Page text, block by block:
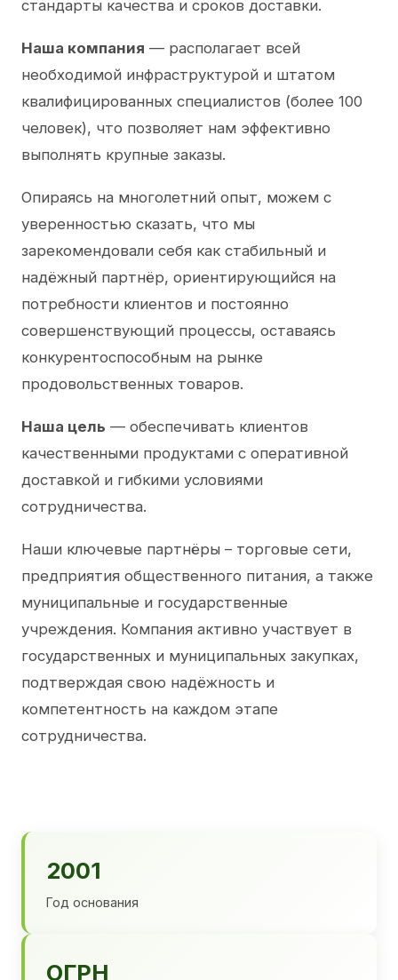
стандарты качества и сроков доставки.
Наша компания — располагает всей
необходимой инфраструктурой и штатом
квалифицированных специалистов (более 100
человек), что позволяет нам эффективно
выполнять крупные заказы.
Опираясь на многолетний опыт, можем с
уверенностью сказать, что мы
зарекомендовали себя как стабильный и
надёжный партнёр, ориентирующийся на
потребности клиентов и постоянно
совершенствующий процессы, оставаясь
конкурентоспособным на рынке
продовольственных товаров.
Наша цель — обеспечивать клиентов
качественными продуктами с оперативной
доставкой и гибкими условиями
сотрудничества.
Наши ключевые партнёры – торговые сети,
предприятия общественного питания, а также
муниципальные и государственные
учреждения. Компания активно участвует в
государственных и муниципальных закупках,
подтверждая свою надёжность и
компетентность на каждом этапе
сотрудничества.
2001
Год основания
ОГРН